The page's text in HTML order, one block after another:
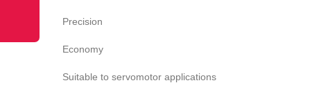
Precision
Economy
Suitable to servomotor applications